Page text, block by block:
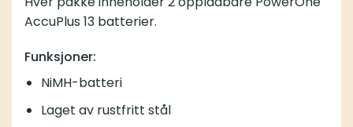
AccuPlus 13 batterier.
Funksjoner:
NiMH-batteri
Laget av rustfritt stål